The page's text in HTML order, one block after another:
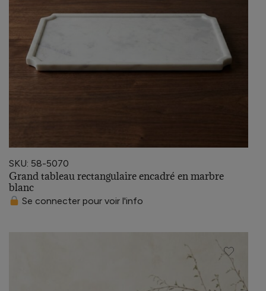
SKU: 58-5070
Grand tableau rectangulaire encadré en marbre
blanc
Se connecter pour voir l'info